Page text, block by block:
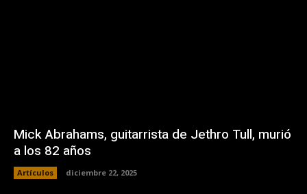
Mick Abrahams, guitarrista de Jethro Tull, murió
a los 82 años
Artículos diciembre 22, 2025